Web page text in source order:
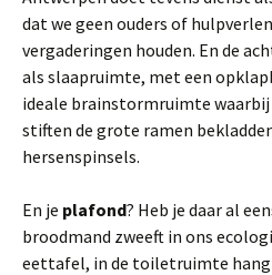
dat we geen ouders of
vergaderingen houden. En de
als slaapruimte, met een
ideale brainstormruimte waarbij
stiften de grote ramen
hersenspinsels.
En je plafond? Heb je daar al
broodmand zweeft in ons
eettafel, in de toiletruimte